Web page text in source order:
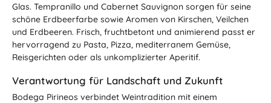
Glas. Tempranillo und Cabernet Sauvignon sorgen für seine
schöne Erdbeerfarbe sowie Aromen von Kirschen, Veilchen
und Erdbeeren. Frisch, fruchtbetont und animierend passt er
hervorragend zu Pasta, Pizza, mediterranem Gemüse,
Reisgerichten oder als unkomplizierter Aperitif.
Verantwortung für Landschaft und Zukunft
Bodega Pirineos verbindet Weintradition mit einem